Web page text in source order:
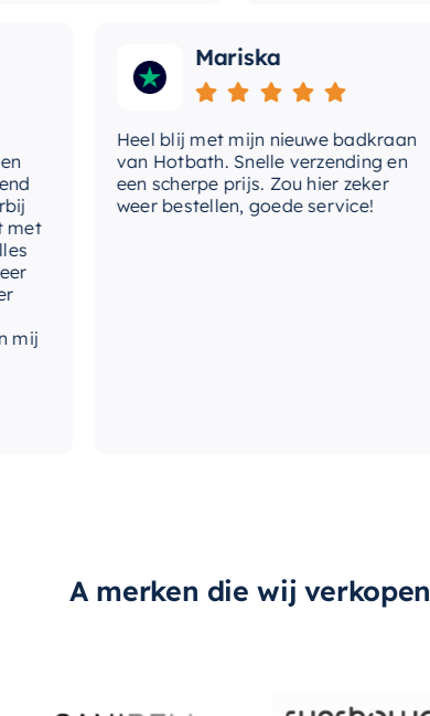
Mariska
Heel blij met mijn nieuwe badkraan
van Hotbath. Snelle verzending en
een scherpe prijs. Zou hier zeker
weer bestellen, goede service!
A merken die wij verkopen